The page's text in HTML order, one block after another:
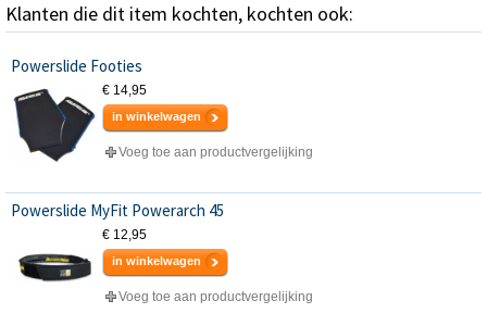
Klanten die dit item kochten, kochten ook:
Powerslide Footies
€ 14,95
in winkelwagen
Voeg toe aan productvergelijking
Powerslide MyFit Powerarch 45
€ 12,95
in winkelwagen
Voeg toe aan productvergelijking